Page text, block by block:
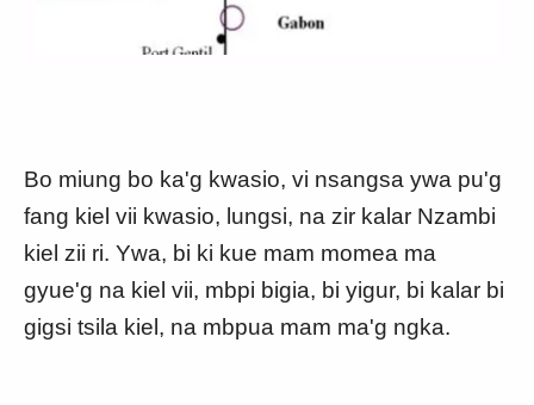
Bo miung bo ka'g kwasio, vi nsangsa ywa pu'g
fang kiel vii kwasio, lungsi, na zir kalar Nzambi
kiel zii ri. Ywa, bi ki kue mam momea ma
gyue'g na kiel vii, mbpi bigia, bi yigur, bi kalar bi
gigsi tsila kiel, na mbpua mam ma'g ngka.